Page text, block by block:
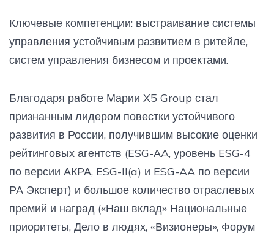
Ключевые компетенции: выстраивание системы
управления устойчивым развитием в ритейле,
систем управления бизнесом и проектами.
Благодаря работе Марии X5 Group стал
признанным лидером повестки устойчивого
развития в России, получившим высокие оценки
рейтинговых агентств (ESG-АA, уровень ESG-4
по версии АКРА, ESG-II(a) и ESG-AA по версии
РА Эксперт) и большое количество отраслевых
премий и наград («Наш вклад» Национальные
приоритеты, Дело в людях, «Визионеры», Форум